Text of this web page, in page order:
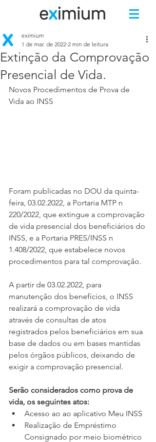
Extinção da Comprovação
Presencial de Vida.
eximium
1 de mar. de 2022 2 min de leitura
Novos Procedimentos de Prova de
Vida ao INSS
Foram publicadas no DOU da quinta-
feira, 03.02.2022, a Portaria MTP n
220/2022, que extingue a comprovação
de vida presencial dos beneficiários do
INSS, e a Portaria PRES/INSS n
1.408/2022, que estabelece novos
procedimentos para tal comprovação.
A partir de 03.02.2022, para
manutenção dos benefícios, o INSS
realizará a comprovação de vida
através de consultas de atos
registrados pelos beneficiários em sua
base de dados ou em bases mantidas
pelos órgãos públicos, deixando de
exigir a comprovação presencial.
Serão considerados como prova de
vida, os seguintes atos:
Acesso ao ao aplicativo Meu INSS
Realização de Empréstimo
Consignado por meio biométrico